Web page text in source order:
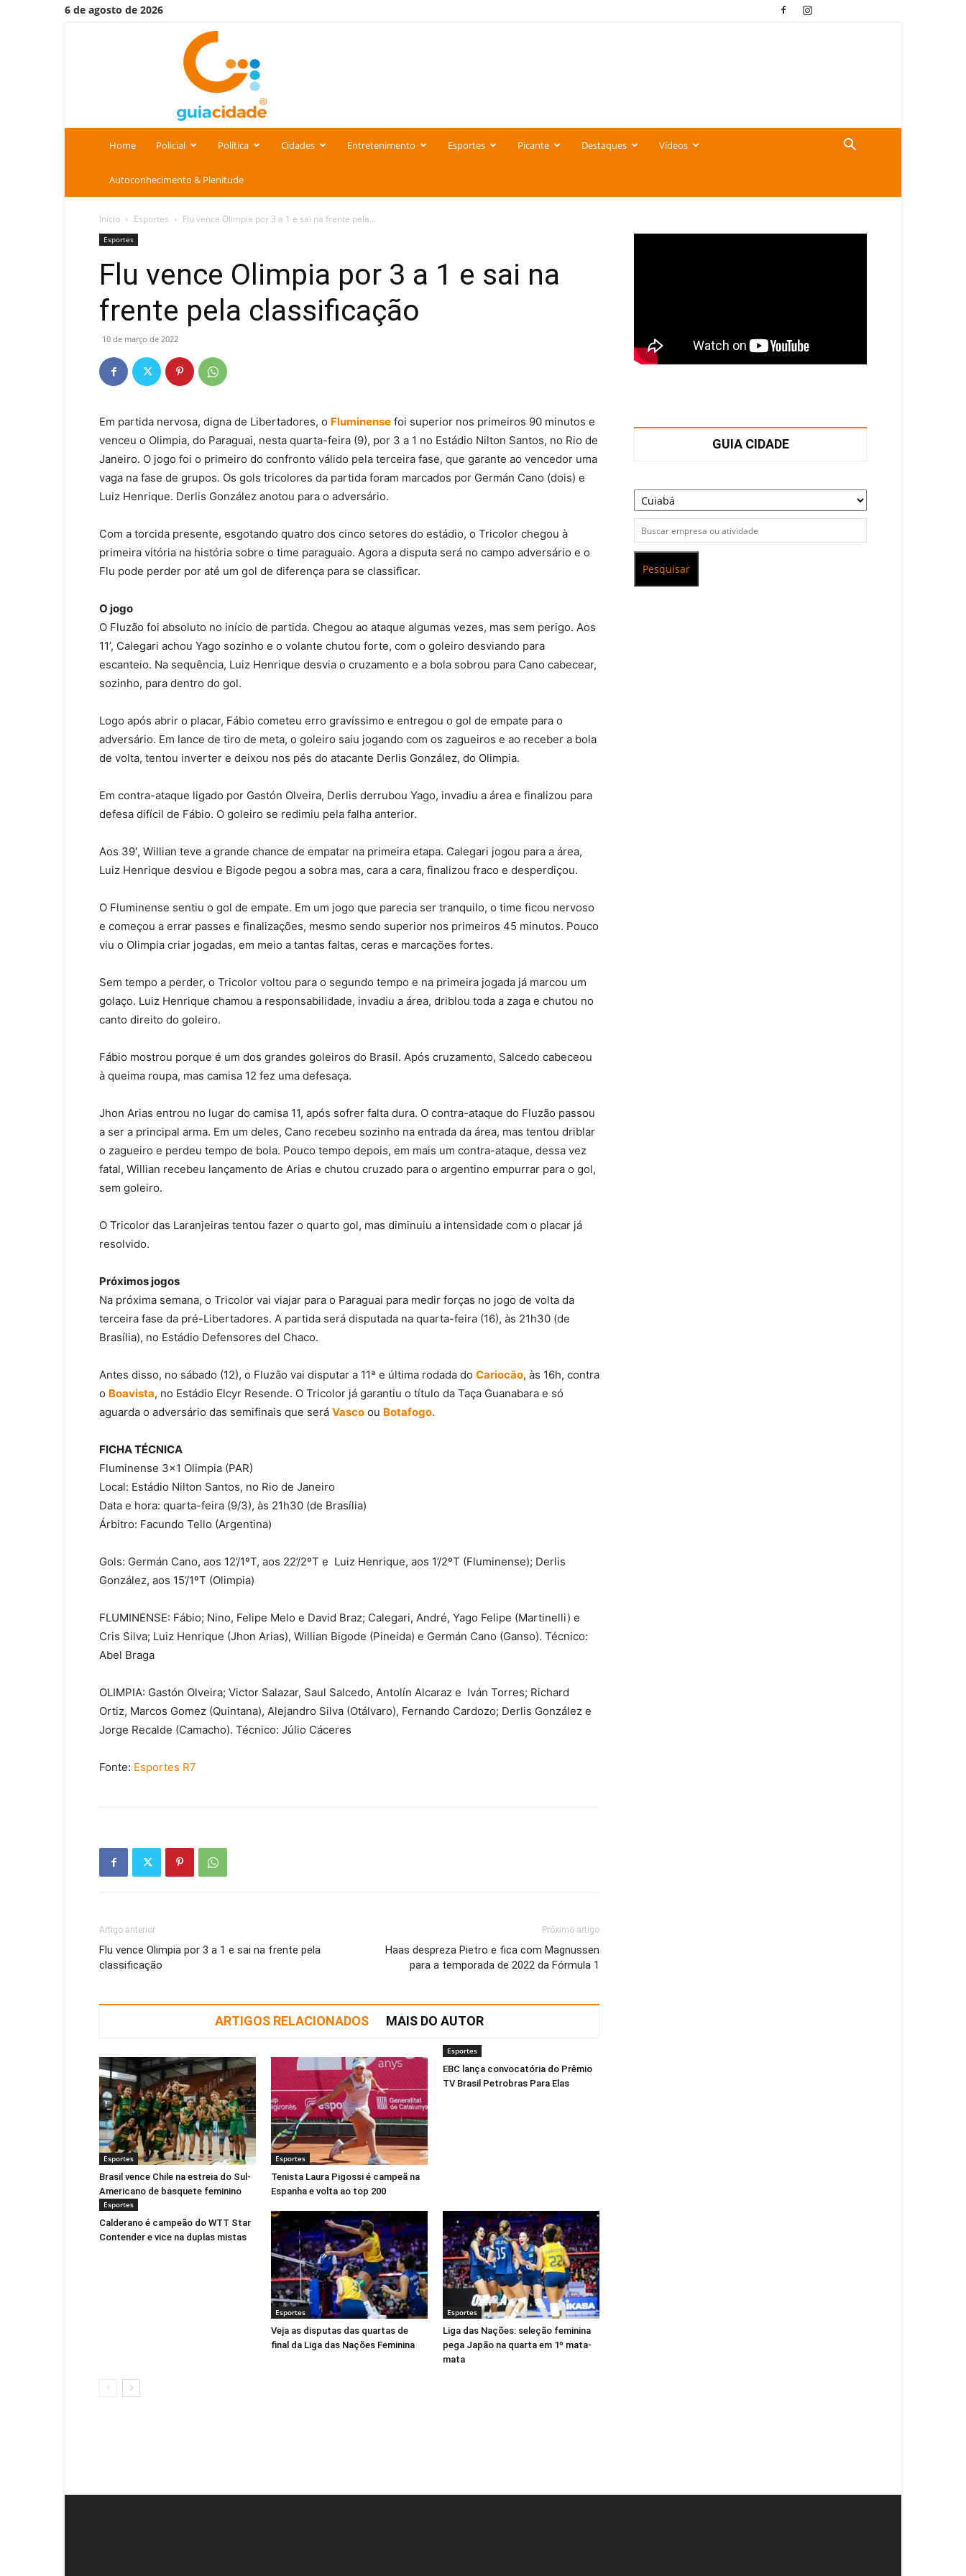
6 de agosto de 2026
Home Policial Política Cidades Entretenimento Esportes Picante Destaques Vídeos
Autoconhecimento & Plenitude
Início Esportes Flu vence Olimpia por 3 a 1 e sai na frente pela...
Esportes
Flu vence Olimpia por 3 a 1 e sai na
frente pela classificação
10 de março de 2022
Em partida nervosa, digna de Libertadores, o Fluminense foi superior nos primeiros 90 minutos e
venceu o Olimpia, do Paraguai, nesta quarta-feira (9), por 3 a 1 no Estádio Nilton Santos, no Rio de
Janeiro. O jogo foi o primeiro do confronto válido pela terceira fase, que garante ao vencedor uma
vaga na fase de grupos. Os gols tricolores da partida foram marcados por Germán Cano (dois) e
Luiz Henrique. Derlis González anotou para o adversário.
Com a torcida presente, esgotando quatro dos cinco setores do estádio, o Tricolor chegou à
primeira vitória na história sobre o time paraguaio. Agora a disputa será no campo adversário e o
Flu pode perder por até um gol de diferença para se classificar.
O jogo
O Fluzão foi absoluto no início de partida. Chegou ao ataque algumas vezes, mas sem perigo. Aos
11’, Calegari achou Yago sozinho e o volante chutou forte, com o goleiro desviando para
escanteio. Na sequência, Luiz Henrique desvia o cruzamento e a bola sobrou para Cano cabecear,
sozinho, para dentro do gol.
Logo após abrir o placar, Fábio cometeu erro gravíssimo e entregou o gol de empate para o
adversário. Em lance de tiro de meta, o goleiro saiu jogando com os zagueiros e ao receber a bola
de volta, tentou inverter e deixou nos pés do atacante Derlis González, do Olimpia.
Em contra-ataque ligado por Gastón Olveira, Derlis derrubou Yago, invadiu a área e finalizou para
defesa difícil de Fábio. O goleiro se redimiu pela falha anterior.
Aos 39′, Willian teve a grande chance de empatar na primeira etapa. Calegari jogou para a área,
Luiz Henrique desviou e Bigode pegou a sobra mas, cara a cara, finalizou fraco e desperdiçou.
O Fluminense sentiu o gol de empate. Em um jogo que parecia ser tranquilo, o time ficou nervoso
e começou a errar passes e finalizações, mesmo sendo superior nos primeiros 45 minutos. Pouco
viu o Olimpia criar jogadas, em meio a tantas faltas, ceras e marcações fortes.
Sem tempo a perder, o Tricolor voltou para o segundo tempo e na primeira jogada já marcou um
golaço. Luiz Henrique chamou a responsabilidade, invadiu a área, driblou toda a zaga e chutou no
canto direito do goleiro.
Fábio mostrou porque é um dos grandes goleiros do Brasil. Após cruzamento, Salcedo cabeceou
à queima roupa, mas camisa 12 fez uma defesaça.
Jhon Arias entrou no lugar do camisa 11, após sofrer falta dura. O contra-ataque do Fluzão passou
a ser a principal arma. Em um deles, Cano recebeu sozinho na entrada da área, mas tentou driblar
o zagueiro e perdeu tempo de bola. Pouco tempo depois, em mais um contra-ataque, dessa vez
fatal, Willian recebeu lançamento de Arias e chutou cruzado para o argentino empurrar para o gol,
sem goleiro.
O Tricolor das Laranjeiras tentou fazer o quarto gol, mas diminuiu a intensidade com o placar já
resolvido.
Próximos jogos
Na próxima semana, o Tricolor vai viajar para o Paraguai para medir forças no jogo de volta da
terceira fase da pré-Libertadores. A partida será disputada na quarta-feira (16), às 21h30 (de
Brasília), no Estádio Defensores del Chaco.
Antes disso, no sábado (12), o Fluzão vai disputar a 11ª e última rodada do Cariocão, às 16h, contra
o Boavista, no Estádio Elcyr Resende. O Tricolor já garantiu o título da Taça Guanabara e só
aguarda o adversário das semifinais que será Vasco ou Botafogo.
FICHA TÉCNICA
Fluminense 3×1 Olimpia (PAR)
Local: Estádio Nilton Santos, no Rio de Janeiro
Data e hora: quarta-feira (9/3), às 21h30 (de Brasília)
Árbitro: Facundo Tello (Argentina)
Gols: Germán Cano, aos 12’/1ºT, aos 22’/2ºT e Luiz Henrique, aos 1’/2ºT (Fluminense); Derlis
González, aos 15’/1ºT (Olimpia)
FLUMINENSE: Fábio; Nino, Felipe Melo e David Braz; Calegari, André, Yago Felipe (Martinelli) e
Cris Silva; Luiz Henrique (Jhon Arias), Willian Bigode (Pineida) e Germán Cano (Ganso). Técnico:
Abel Braga
OLIMPIA: Gastón Olveira; Victor Salazar, Saul Salcedo, Antolín Alcaraz e Iván Torres; Richard
Ortiz, Marcos Gomez (Quintana), Alejandro Silva (Otálvaro), Fernando Cardozo; Derlis González e
Jorge Recalde (Camacho). Técnico: Júlio Cáceres
Fonte: Esportes R7
Artigo anterior
Flu vence Olimpia por 3 a 1 e sai na frente pela
classificação
Próximo artigo
Haas despreza Pietro e fica com Magnussen
para a temporada de 2022 da Fórmula 1
ARTIGOS RELACIONADOS MAIS DO AUTOR
Esportes
Brasil vence Chile na estreia do Sul-
Americano de basquete feminino
Esportes
Tenista Laura Pigossi é campeã na
Espanha e volta ao top 200
Esportes
EBC lança convocatória do Prêmio
TV Brasil Petrobras Para Elas
Esportes
Calderano é campeão do WTT Star
Contender e vice na duplas mistas
Esportes
Veja as disputas das quartas de
final da Liga das Nações Feminina
Esportes
Liga das Nações: seleção feminina
pega Japão na quarta em 1º mata-
mata
GUIA CIDADE
Pesquisar